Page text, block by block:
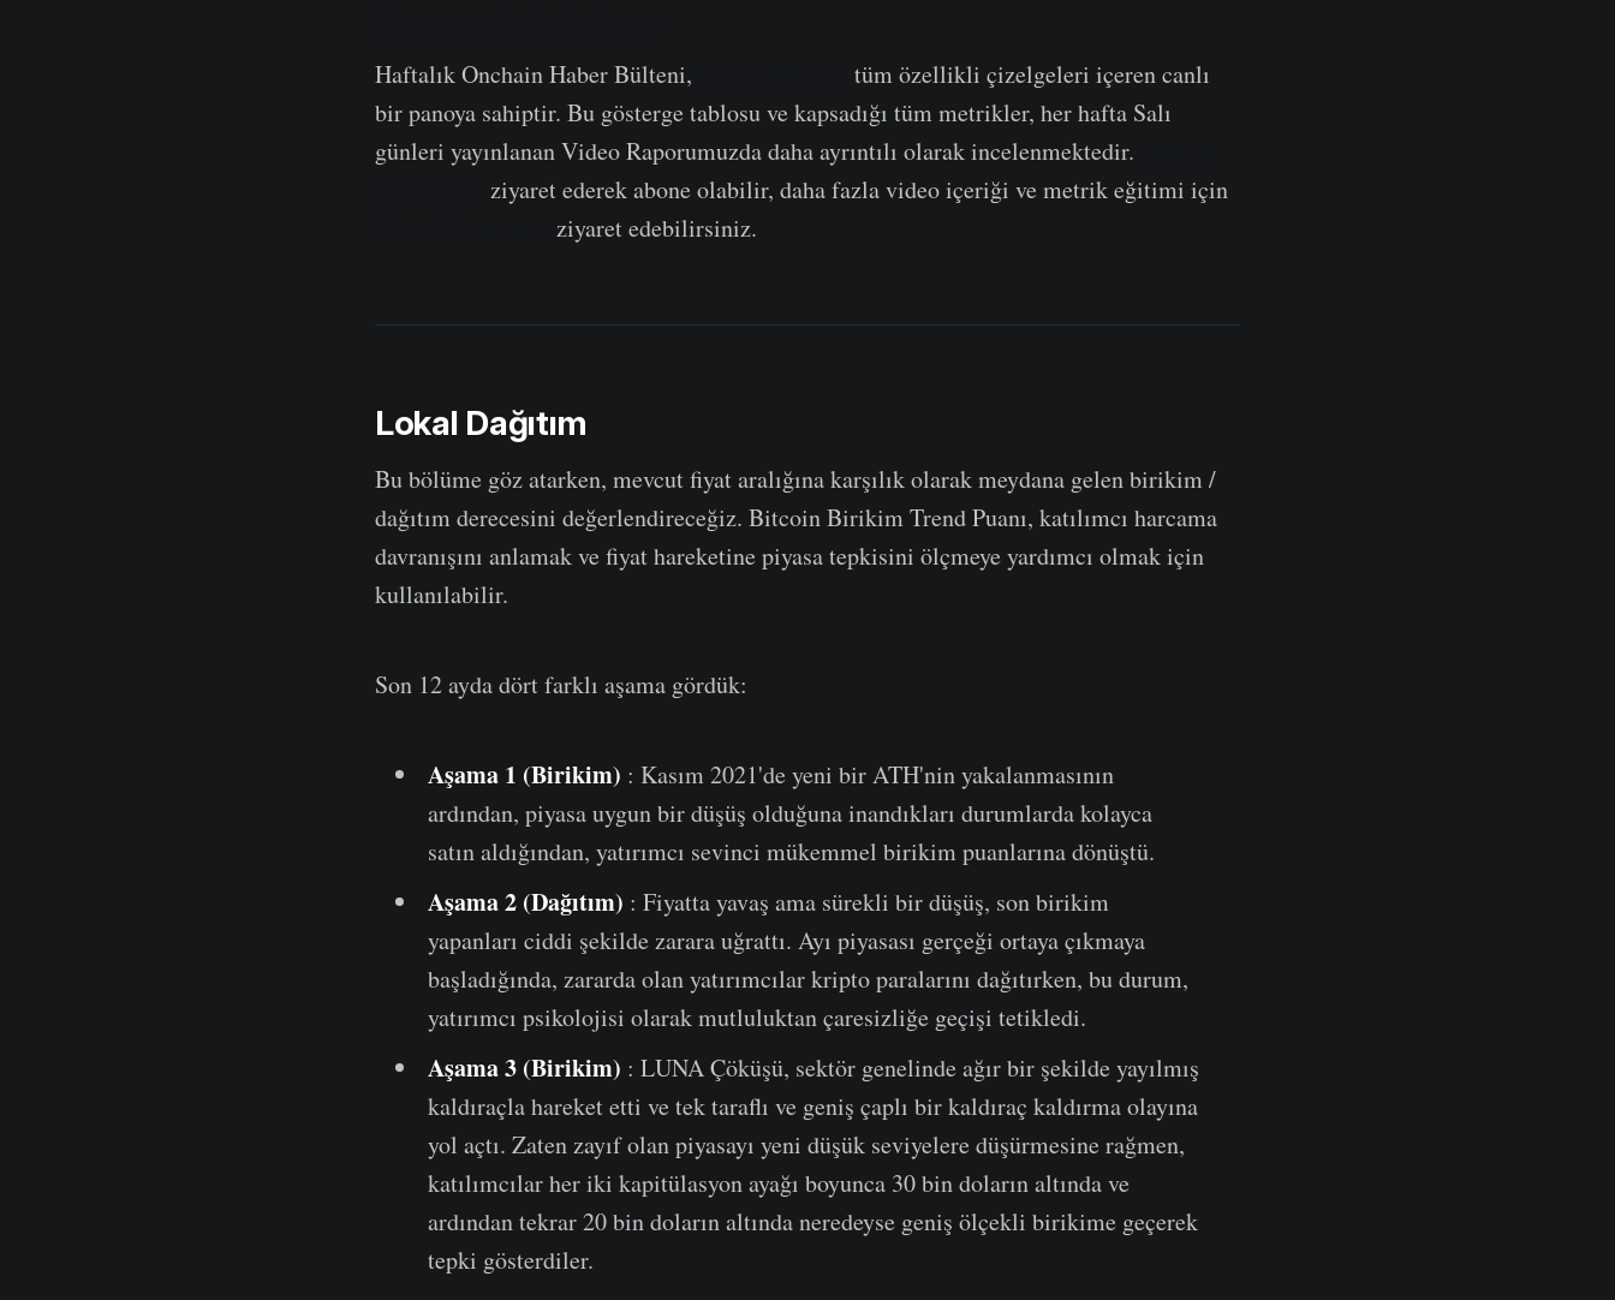
Haftalık Onchain Haber Bülteni,
tüm özellikli çizelgeleri içeren canlı
bir panoya sahiptir. Bu gösterge tablosu ve kapsadığı tüm metrikler, her hafta Salı
günleri yayınlanan Video Raporumuzda daha ayrıntılı olarak incelenmektedir.
ziyaret ederek abone olabilir, daha fazla video içeriği ve metrik eğitimi için
ziyaret edebilirsiniz.
Lokal Dağıtım
Bu bölüme göz atarken, mevcut fiyat aralığına karşılık olarak meydana gelen birikim /
dağıtım derecesini değerlendireceğiz. Bitcoin Birikim Trend Puanı, katılımcı harcama
davranışını anlamak ve fiyat hareketine piyasa tepkisini ölçmeye yardımcı olmak için
kullanılabilir.
Son 12 ayda dört farklı aşama gördük:
Aşama 1 (Birikim) : Kasım 2021'de yeni bir ATH'nin yakalanmasının
ardından, piyasa uygun bir düşüş olduğuna inandıkları durumlarda kolayca
satın aldığından, yatırımcı sevinci mükemmel birikim puanlarına dönüştü.
Aşama 2 (Dağıtım) : Fiyatta yavaş ama sürekli bir düşüş, son birikim
yapanları ciddi şekilde zarara uğrattı. Ayı piyasası gerçeği ortaya çıkmaya
başladığında, zararda olan yatırımcılar kripto paralarını dağıtırken, bu durum,
yatırımcı psikolojisi olarak mutluluktan çaresizliğe geçişi tetikledi.
Aşama 3 (Birikim) : LUNA Çöküşü, sektör genelinde ağır bir şekilde yayılmış
kaldıraçla hareket etti ve tek taraflı ve geniş çaplı bir kaldıraç kaldırma olayına
yol açtı. Zaten zayıf olan piyasayı yeni düşük seviyelere düşürmesine rağmen,
katılımcılar her iki kapitülasyon ayağı boyunca 30 bin doların altında ve
ardından tekrar 20 bin doların altında neredeyse geniş ölçekli birikime geçerek
tepki gösterdiler.